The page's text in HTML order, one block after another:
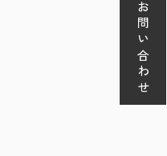
お問い合わせ